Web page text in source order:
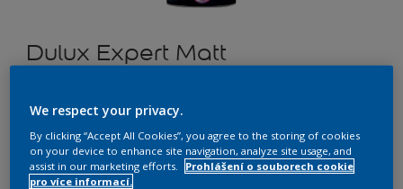
Dulux Expert Matt
E7.12.72
Změnit odstín
We respect your privacy.
By clicking “Accept All Cookies”, you agree to the storing of cookies
on your device to enhance site navigation, analyze site usage, and
assist in our marketing efforts.
Prohlášení o souborech cookie
pro více informací.